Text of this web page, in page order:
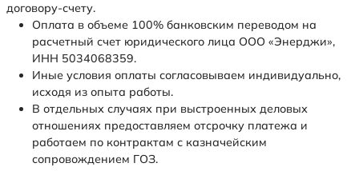
договору-счету.
Оплата в объеме 100% банковским переводом на
расчетный счет юридического лица ООО «Энерджи»,
ИНН 5034068359.
Иные условия оплаты согласовываем индивидуально,
исходя из опыта работы.
В отдельных случаях при выстроенных деловых
отношениях предоставляем отсрочку платежа и
работаем по контрактам с казначейским
сопровождением ГОЗ.